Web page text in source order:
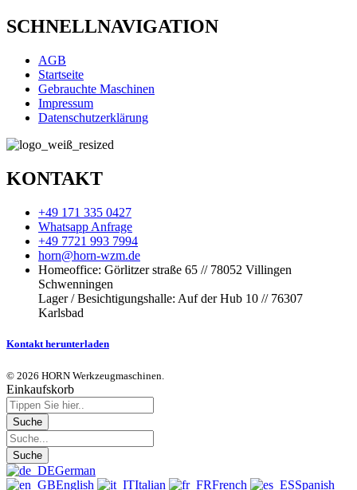
SCHNELLNAVIGATION
AGB
Startseite
Gebrauchte Maschinen
Impressum
Datenschutzerklärung
KONTAKT
+49 171 335 0427
Whatsapp Anfrage
+49 7721 993 7994
horn@horn-wzm.de
Homeoffice: Görlitzer straße 65 // 78052 Villingen
Schwenningen
Lager / Besichtigungshalle: Auf der Hub 10 // 76307
Karlsbad
Kontakt herunterladen
© 2026 HORN Werkzeugmaschinen.
Einkaufskorb
German
English
Italian French Spanish